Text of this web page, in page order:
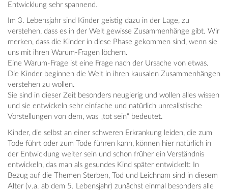
Entwicklung sehr spannend.
Im 3. Lebensjahr sind Kinder geistig dazu in der Lage, zu
verstehen, dass es in der Welt gewisse Zusammenhänge gibt. Wir
merken, dass die Kinder in diese Phase gekommen sind, wenn sie
uns mit ihren Warum-Fragen löchern.
Eine Warum-Frage ist eine Frage nach der Ursache von etwas.
Die Kinder beginnen die Welt in ihren kausalen Zusammenhängen
verstehen zu wollen.
Sie sind in dieser Zeit besonders neugierig und wollen alles wissen
und sie entwickeln sehr einfache und natürlich unrealistische
Vorstellungen von dem, was „tot sein“ bedeutet.
Kinder, die selbst an einer schweren Erkrankung leiden, die zum
Tode führt oder zum Tode führen kann, können hier natürlich in
der Entwicklung weiter sein und schon früher ein Verständnis
entwickeln, das man als gesundes Kind später entwickelt: In
Bezug auf die Themen Sterben, Tod und Leichnam sind in diesem
Alter (v.a. ab dem 5. Lebensjahr) zunächst einmal besonders alle